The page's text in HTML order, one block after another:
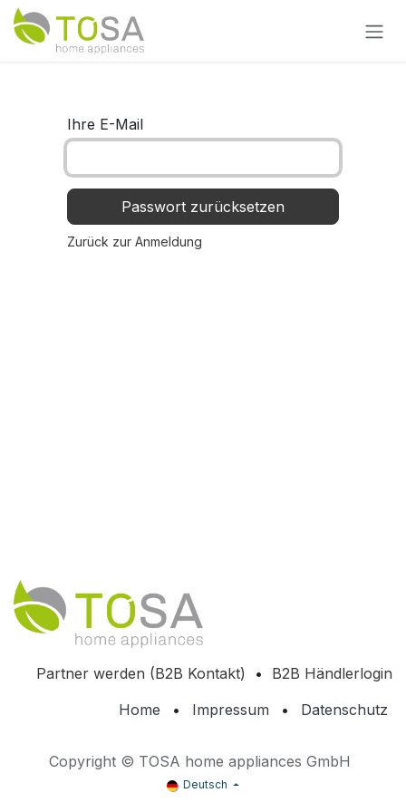
Zum Inhalt springen
Ihre E-Mail
Passwort zurücksetzen
Zurück zur Anmeldung
Partner werden (B2B Kontakt) • B2B Händlerlogin
Home
• Impressum • Datenschutz
Copyright © TOSA home appliances GmbH
Deutsch